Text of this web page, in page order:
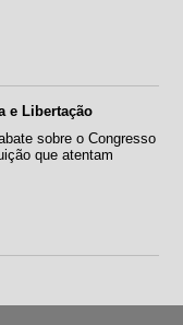
e Libertação
sobre o Congresso
que atentam